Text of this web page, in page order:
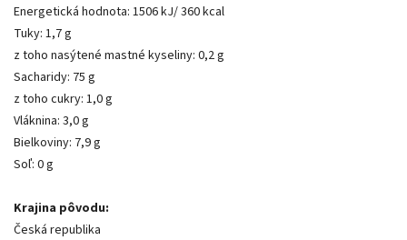
Energetická hodnota: 1506 kJ/ 360 kcal
Tuky: 1,7 g
z toho nasýtené mastné kyseliny: 0,2 g
Sacharidy: 75 g
z toho cukry: 1,0 g
Vláknina: 3,0 g
Bielkoviny: 7,9 g
Soľ: 0 g
Krajina pôvodu:
Česká republika